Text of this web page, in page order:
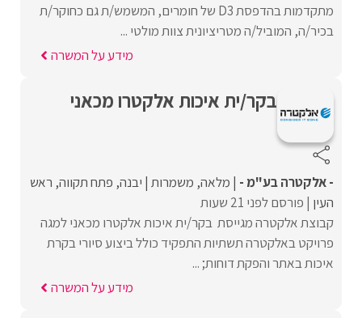
מתקדמות בהדפסת D3 של חומרים, המשמש/ת גם כחוקר/ת
בכיר/ה, המוביל/ה מטריציונית צוות מולטי ...
מידע על המשרה
בקר/ית איכות אלקטרו מכאני
- אלקטרה בע"מ - מלאה משמרות יבנה פתח תקווה ראש
העין פורסם לפני 21 שעות
קבוצת אלקטרה מגייסת בקר/ית איכות אלקטרו מכאני למגה
פרויקט באלקטרה תשתיות התפקיד כולל ביצוע סיורי בקרת
איכות באתר והפקת דוחות; ...
מידע על המשרה